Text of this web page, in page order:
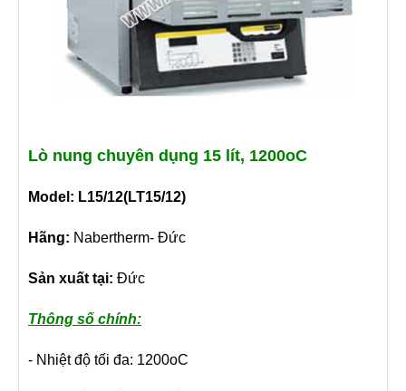
Lò nung chuyên dụng 15 lít, 1200oC
Model: L15/12(LT15/12)
Hãng: Nabertherm- Đức
Sản xuất tại: Đức
Thông số chính:
- Nhiệt độ tối đa: 1200oC